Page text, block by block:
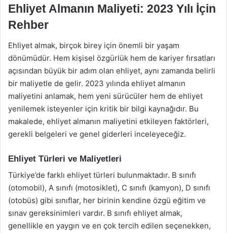
Ehliyet Almanın Maliyeti: 2023 Yılı İçin
Rehber
Ehliyet almak, birçok birey için önemli bir yaşam
dönümüdür. Hem kişisel özgürlük hem de kariyer fırsatları
açısından büyük bir adım olan ehliyet, aynı zamanda belirli
bir maliyetle de gelir. 2023 yılında ehliyet almanın
maliyetini anlamak, hem yeni sürücüler hem de ehliyet
yenilemek isteyenler için kritik bir bilgi kaynağıdır. Bu
makalede, ehliyet almanın maliyetini etkileyen faktörleri,
gerekli belgeleri ve genel giderleri inceleyeceğiz.
Ehliyet Türleri ve Maliyetleri
Türkiye’de farklı ehliyet türleri bulunmaktadır. B sınıfı
(otomobil), A sınıfı (motosiklet), C sınıfı (kamyon), D sınıfı
(otobüs) gibi sınıflar, her birinin kendine özgü eğitim ve
sınav gereksinimleri vardır. B sınıfı ehliyet almak,
genellikle en yaygın ve en çok tercih edilen seçenekken,